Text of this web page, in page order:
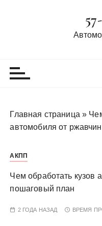
Главная страница »
автомобиля от
АКПП
Чем обработать кузов
пошаговый план
2 ГОДА НАЗАД ВРЕМЯ